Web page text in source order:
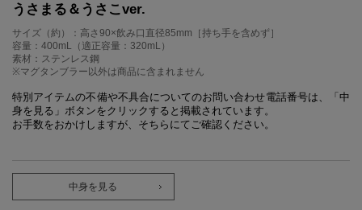
うさまる＆うさこver.
サイズ（約）：高さ90×飲み口直径85mm［持ち手を含めず］
容量：400mL（適正容量：320mL）
素材：ステンレス鋼
※マグタンブラー以外は商品に含まれません
特別アイテムの不備や不具合についてのお問い合わせ電話番号は、「中
身を見る」ボタンをクリックすると掲載されています。
お手数をおかけしますが、そちらにてご確認ください。
中身を見る